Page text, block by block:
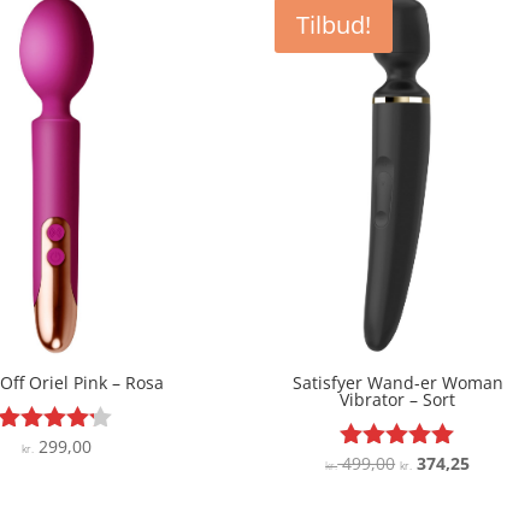
Oriel Pink – Rosa
Vurderet
kr.299,00
Tilbud!
Satisfyer Wand-er Woman
Vibrator – Sort
Vurderet
kr.499,00 Den
kr. 374,25Den